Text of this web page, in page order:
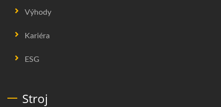
Výhody
Kariéra
ESG
Stroj